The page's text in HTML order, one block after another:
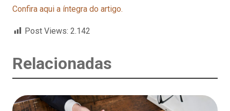
Confira aqui a íntegra do artigo.
Post Views: 2.142
Relacionadas